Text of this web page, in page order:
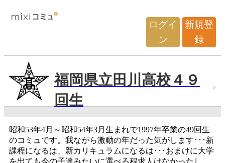
ログイ
ン
新規登
録
福岡県立田川高校４９
回生
昭和53年4月～昭和54年3月生まれで1997年卒業の49回生
のコミュです。我ながら激動の年だった気がします･･･新
課程になるは、新カリキュラムになるは･･･おまけに大学
を出ても今の子達みたいに選べる程求人はなかったし...